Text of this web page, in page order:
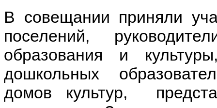
В совещании приняли
поселений,
образования и
дошкольных
домов культур,